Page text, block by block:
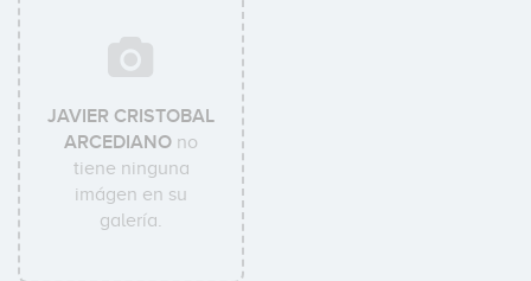
JAVIER CRISTOBAL
ARCEDIANO no
tiene ninguna
imágen en su
galería.